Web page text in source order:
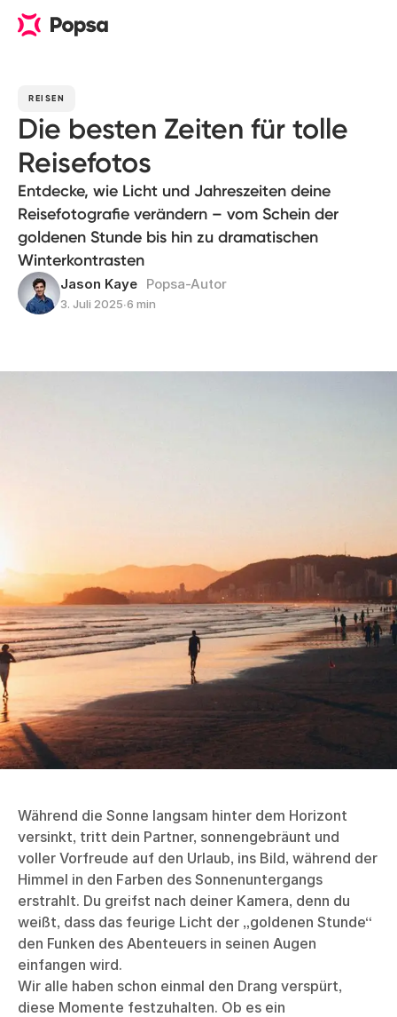
REISEN
Die besten Zeiten für tolle
Reisefotos
Entdecke, wie Licht und Jahreszeiten deine
Reisefotografie verändern – vom Schein der
goldenen Stunde bis hin zu dramatischen
Winterkontrasten
Jason Kaye Popsa-Autor
3. Juli 2025∙6 min
Während die Sonne langsam hinter dem Horizont
versinkt, tritt dein Partner, sonnengebräunt und
voller Vorfreude auf den Urlaub, ins Bild, während der
Himmel in den Farben des Sonnenuntergangs
erstrahlt. Du greifst nach deiner Kamera, denn du
weißt, dass das feurige Licht der „goldenen Stunde“
den Funken des Abenteuers in seinen Augen
einfangen wird.
Wir alle haben schon einmal den Drang verspürt,
diese Momente festzuhalten. Ob es ein